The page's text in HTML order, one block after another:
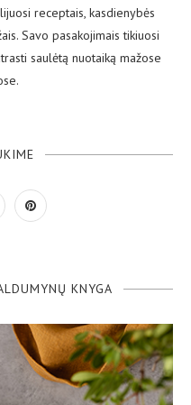
receptais, kasdienybės
Savo pasakojimais tikiuosi
saulėtą nuotaiką mažose
KNYGA